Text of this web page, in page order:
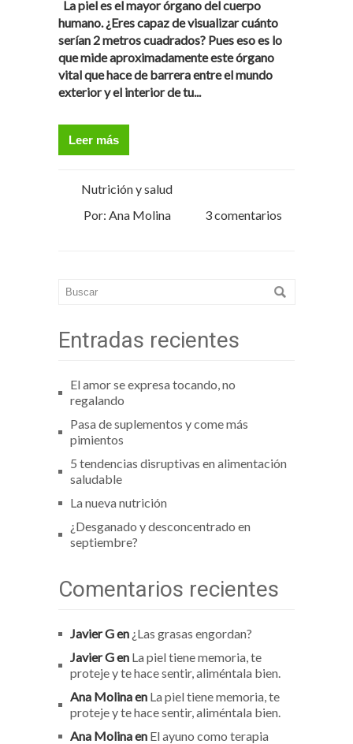
La piel es el mayor órgano del cuerpo
humano. ¿Eres capaz de visualizar cuánto
serían 2 metros cuadrados? Pues eso es lo
que mide aproximadamente este órgano
vital que hace de barrera entre el mundo
exterior y el interior de tu...
Leer más
Nutrición y salud
Por: Ana Molina
3 comentarios
Entradas recientes
El amor se expresa tocando, no
regalando
Pasa de suplementos y come más
pimientos
5 tendencias disruptivas en alimentación
saludable
La nueva nutrición
¿Desganado y desconcentrado en
septiembre?
Comentarios recientes
Javier Gen ¿Las grasas engordan?
Javier Gen La piel tiene memoria, te
proteje y te hace sentir, aliméntala bien.
Ana Molinaen La piel tiene memoria, te
proteje y te hace sentir, aliméntala bien.
Ana Molinaen El ayuno como terapia